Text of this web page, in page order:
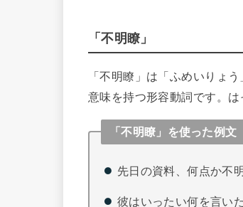
「不明瞭」
「不明瞭」は「ふめいりょ
意味を持つ形容動詞です。は
「不明瞭」を使った例文
先日の資料、何点か不
彼はいったい何を言い